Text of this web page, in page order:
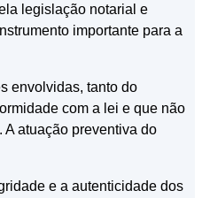
legislação notarial e
importante para a
envolvidas, tanto do
com a lei e que não
atuação preventiva do
e a autenticidade dos